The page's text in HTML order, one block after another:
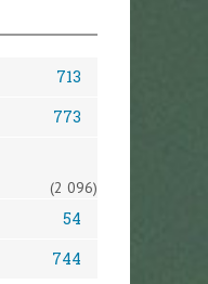
713
773
(2 096)
54
744